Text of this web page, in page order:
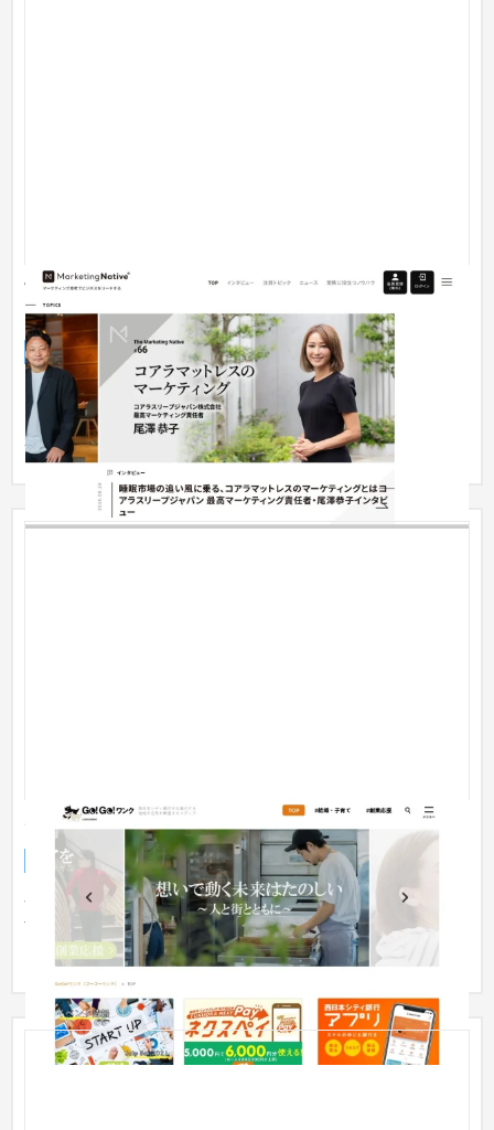
WEB幹事マッチング実績 04 【マーケティング オウ
ンドメディア】
オウンドメディア IT・Webサービス 201〜300万円
マーケティングに関する最新情報や知見を提供するプラットフ
ォームとして設計。 直感的で洗練されたデザインにより、情報
が見や...
Go!Go!ワンク
オウンドメディア 銀行・地銀・証券 301〜500万円
金融・創業関係のSEO記事をこれまで150本以上、継続的に制作
するご支援をさせていただいております。 先方がオウンドメデ
ィアの...